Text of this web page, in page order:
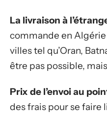
La livraison à
commande en
villes tel qu’Oran,
être pas possible,
Prix de l’envoi au
des frais pour se faire